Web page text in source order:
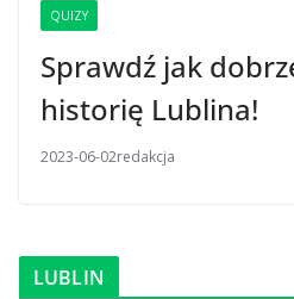
QUIZY
Sprawdź jak
historię Lublina!
2023-06-02redakcja
LUBLIN